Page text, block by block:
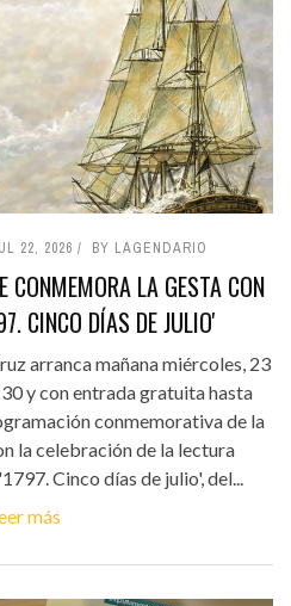
22, 2026 BY LAGENDARIO
CONMEMORA LA GESTA CON
CINCO DÍAS DE JULIO'
arranca mañana miércoles, 23
y con entrada gratuita hasta
conmemorativa de la
la celebración de la lectura
Cinco días de julio', del...
más